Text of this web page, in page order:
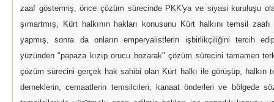
zaaf göstermiş, önce çözüm sürecinde PKK'ya ve siyasi kuruluşu
şımartmış, Kürt halkının hakları konusunu Kürt halkını temsil
yapmış, sonra da onların emperyalistlerin işbirlikçiliğini tercih
yüzünden "papaza kızıp orucu bozarak" çözüm sürecini tamamen
çözüm sürecini gerçek hak sahibi olan Kürt halkı ile görüşüp, halkın
derneklerin, cemaatlerin temsilcileri, kanaat önderleri ve bölgede